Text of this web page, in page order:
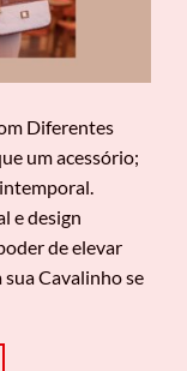
Diferentes
um acessório;
e design
de elevar
Cavalinho se